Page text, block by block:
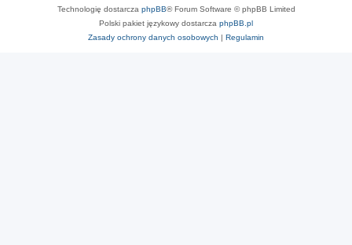
Technologię dostarcza phpBB® Forum Software © phpBB Limited
Polski pakiet językowy dostarcza phpBB.pl
Zasady ochrony danych osobowych
Regulamin